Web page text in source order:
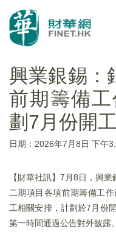
興業銀錫：
前期籌備
劃7月份開
日期：2026年7月8日 下午
【財華社訊】7月8日，興
二期項目各項前期籌備工
工相關安排，計劃於7月份
第一時間通過公告對外披露。